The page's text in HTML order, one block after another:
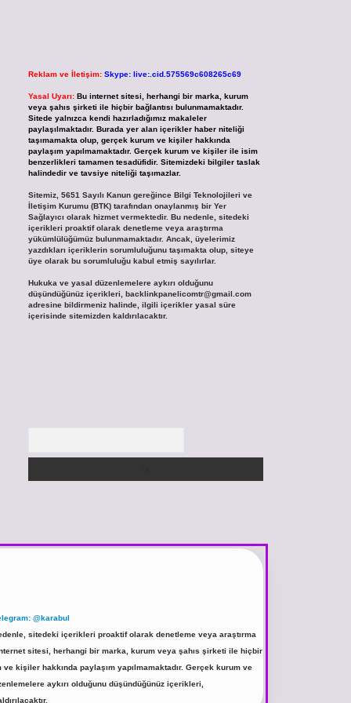
Reklam ve İletişim: Skype: live:.cid.575569c608265c69
Yasal Uyarı: Bu internet sitesi, herhangi bir marka, kurum
veya şahıs şirketi ile hiçbir bağlantısı bulunmamaktadır.
Sitede yalnızca kendi hazırladığımız makaleler
paylaşılmaktadır. Burada yer alan içerikler haber niteliği
taşımamakta olup, gerçek kurum ve kişiler hakkında
paylaşım yapılmamaktadır. Gerçek kurum ve kişiler ile isim
benzerlikleri tamamen tesadüfidir. Sitemizdeki bilgiler taslak
halindedir ve tavsiye niteliği taşımazlar.
Sitemiz, 5651 Sayılı Kanun gereğince Bilgi Teknolojileri ve
İletişim Kurumu (BTK) tarafından onaylanmış bir Yer
Sağlayıcı olarak hizmet vermektedir. Bu nedenle, sitedeki
içerikleri proaktif olarak denetleme veya araştırma
yükümlülüğümüz bulunmamaktadır. Ancak, üyelerimiz
yazdıkları içeriklerin sorumluluğunu taşımakta olup, siteye
üye olarak bu sorumluluğu kabul etmiş sayılırlar.
Hukuka ve yasal düzenlemelere aykırı olduğunu
düşündüğünüz içerikleri, backlinkpanelicomtr@gmail.com
adresine bildirmeniz halinde, ilgili içerikler yasal süre
içerisinde sitemizden kaldırılacaktır.
@karabul
sitedeki içerikleri proaktif olarak denetleme veya araştırma
sitesi, herhangi bir marka, kurum veya şahıs şirketi ile hiçbir
kişiler hakkında paylaşım yapılmamaktadır. Gerçek kurum ve
aykırı olduğunu düşündüğünüz içerikleri,